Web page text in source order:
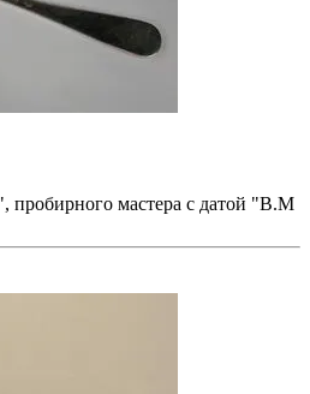
мастера с датой "В.М